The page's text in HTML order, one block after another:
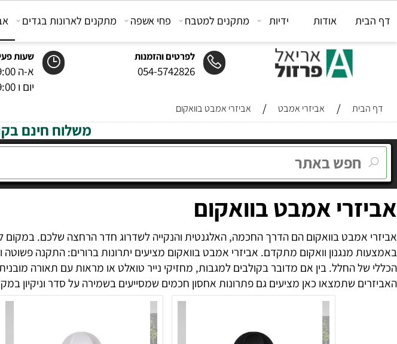
לפרטים והזמנות
054-5742826
שעות פעילות
א-ה 9:00 - 16:30 |
יום ו 9:00 - 13:00
אודות ידיות מתקנים למטבח פחי אשפה מתקנים לארונות בגדים
/ אביזרי אמבט / אביזרי אמבט בוואקום
משלוח חינם בקניה מעל
אמבט בוואקום
בוואקום הם הדרך החכמה, האלגנטית והנקייה לשדרוג חדר הרחצה שלכם. במקום
מנגנון וואקום מתקדם. אביזרי אמבט בוואקום מציעים יתרונות ברורים: התקנה פשוטה
החלל. בין אם מדובר בקולבים למגבות, מחזיקי נייר טואלט או מראות עם תאורה מובנית
שתמצאו כאן מציעים גם פתרונות אחסון חכמים שמסייעים בשמירה על סדר וניקיון